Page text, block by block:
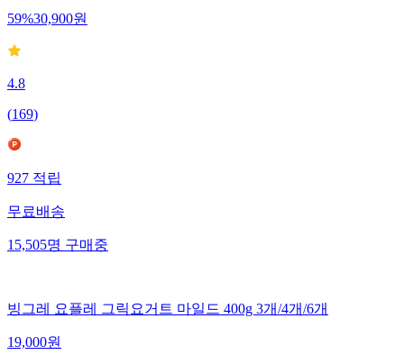
59%30,900원
4.8
(169)
927적립
무료배송
15,505명구매중
빙그레 요플레 그릭요거트 마일드 400g 3개/4개/6개
19,000원